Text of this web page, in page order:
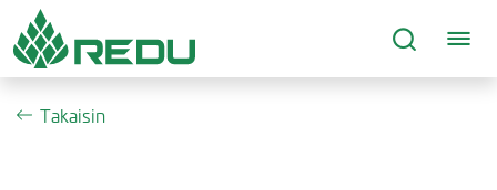
Siirry sivusisältöön
Takaisin